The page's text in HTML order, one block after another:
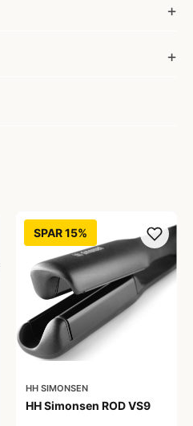
SPAR 15%
HH SIMONSEN
HH Simonsen ROD VS9